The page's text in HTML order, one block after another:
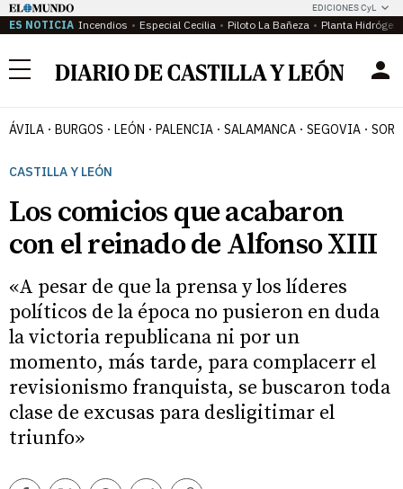
EDICIONES CyL
ES NOTICIA Incendios Especial Cecilia Piloto La Bañeza Planta
Menú
ÁVILA BURGOS LEÓN PALENCIA SALAMANCA SEGOVIA
CASTILLA Y LEÓN
Los comicios que acabaron
con el reinado de Alfonso XIII
«A pesar de que la prensa y los líderes
políticos de la época no pusieron en duda
la victoria republicana ni por un
momento, más tarde, para complacerr el
revisionismo franquista, se buscaron toda
clase de excusas para desligitimar el
triunfo»